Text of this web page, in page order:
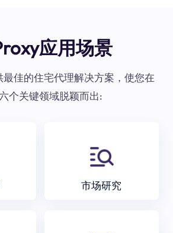
应用场景
最佳的住宅代理解决方案，使您在
个关键领域脱颖而出:
市场研究